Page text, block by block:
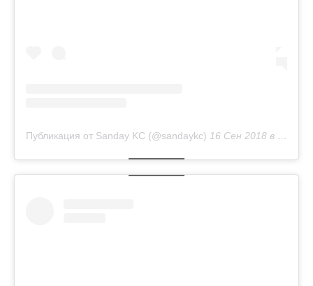
Публикация от Sanday KC (@sandaykc) 16 Сен 2018 в 1:46 PDT